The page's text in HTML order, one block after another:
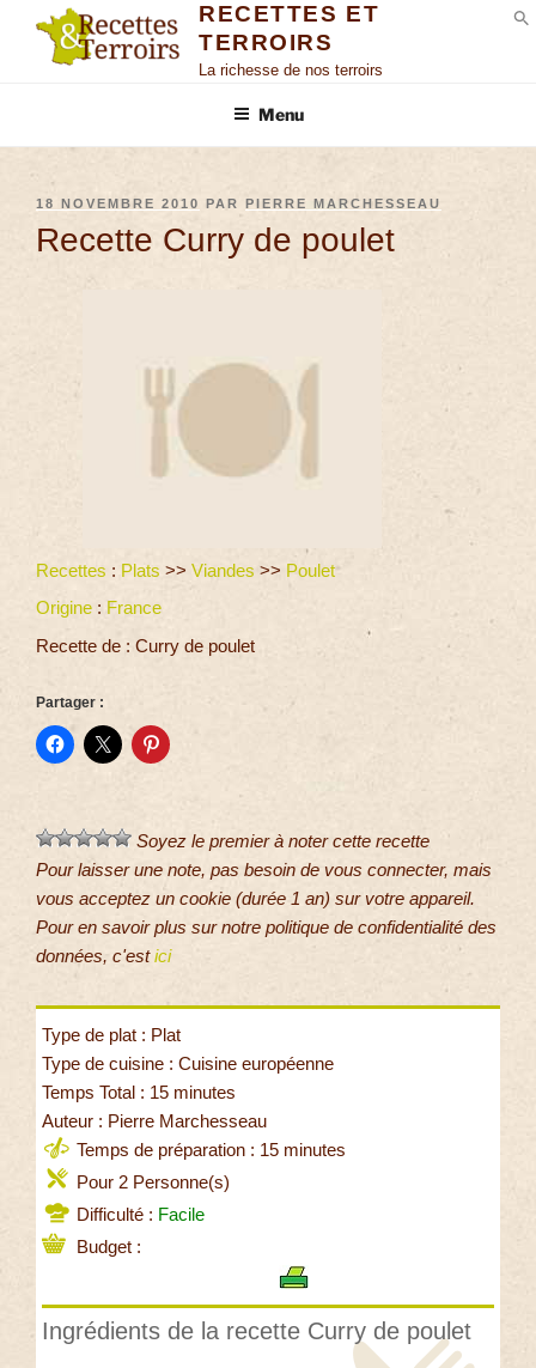
RECETTES ET
TERROIRS
La richesse de nos terroirs
Menu
18 NOVEMBRE 2010 PAR PIERRE MARCHESSEAU
Recette Curry de poulet
Recettes : Plats >> Viandes >> Poulet
Origine : France
Recette de : Curry de poulet
Partager :
Soyez le premier à noter cette recette
Pour laisser une note, pas besoin de vous connecter, mais
vous acceptez un cookie (durée 1 an) sur votre appareil.
Pour en savoir plus sur notre politique de confidentialité des
données, c'estici
Type de plat : Plat
Type de cuisine : Cuisine européenne
Temps Total : 15 minutes
Auteur : Pierre Marchesseau
Temps de préparation : 15 minutes
Pour 2 Personne(s)
Difficulté : Facile
Budget :
Ingrédients de la recette Curry de poulet